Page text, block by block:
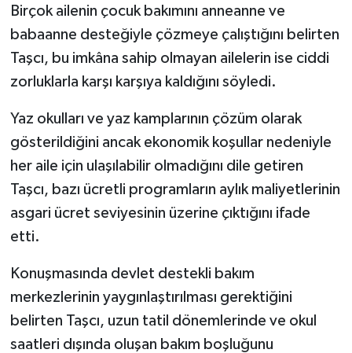
Birçok ailenin çocuk bakımını anneanne ve
babaanne desteğiyle çözmeye çalıştığını belirten
Taşcı, bu imkâna sahip olmayan ailelerin ise ciddi
zorluklarla karşı karşıya kaldığını söyledi.
Yaz okulları ve yaz kamplarının çözüm olarak
gösterildiğini ancak ekonomik koşullar nedeniyle
her aile için ulaşılabilir olmadığını dile getiren
Taşcı, bazı ücretli programların aylık maliyetlerinin
asgari ücret seviyesinin üzerine çıktığını ifade
etti.
Konuşmasında devlet destekli bakım
merkezlerinin yaygınlaştırılması gerektiğini
belirten Taşcı, uzun tatil dönemlerinde ve okul
saatleri dışında oluşan bakım boşluğunu